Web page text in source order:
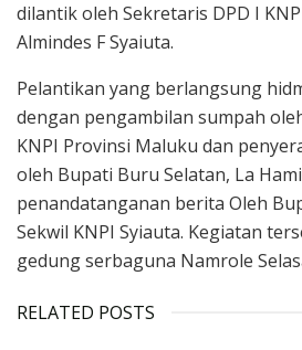
dilantik oleh Sekretaris DPD I
Almindes F Syaiuta.
Pelantikan yang berlangsung
dengan pengambilan sumpah
KNPI Provinsi Maluku dan
oleh Bupati Buru Selatan, La
penandatanganan berita Oleh
Sekwil KNPI Syiauta. Kegiatan
gedung serbaguna Namrole
RELATED POSTS